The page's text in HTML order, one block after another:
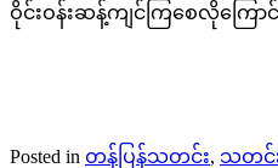
ဝိုင်းဝန်းဆန့်ကျင်ကြစေလိုကြေ
Posted in တန်ပြန်သတင်း, သတင်